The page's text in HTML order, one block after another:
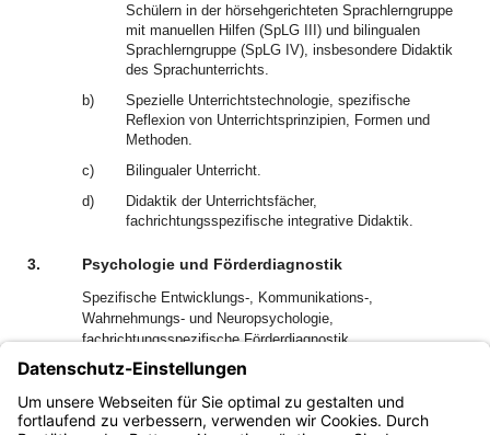
Schülern in der hörsehgerichteten Sprachlerngruppe
mit manuellen Hilfen (SpLG III) und bilingualen
Sprachlerngruppe (SpLG IV), insbesondere Didaktik
des Sprachunterrichts.
b)
Spezielle Unterrichtstechnologie, spezifische
Reflexion von Unterrichtsprinzipien, Formen und
Methoden.
c)
Bilingualer Unterricht.
d)
Didaktik der Unterrichtsfächer,
fachrichtungsspezifische integrative Didaktik.
3. Psychologie und Förderdiagnostik
Spezifische Entwicklungs-, Kommunikations-,
Wahrnehmungs- und Neuropsychologie,
fachrichtungsspezifische Förderdiagnostik.
4. Gebrauch manueller Kommunikationsmittel
Sicherheit im Gebrauch manueller Kommunikationsmittel,
visuell-auditive Ausrichtung.